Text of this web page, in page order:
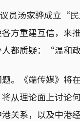
员汤家骅成立“
方重建互信，来
都质疑：“温和
。《端传媒》将
将从理论面上讨
关系，以及中港